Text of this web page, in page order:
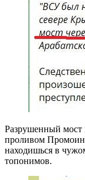
Разрушенный мост
проливом
находишься в
топонимов.